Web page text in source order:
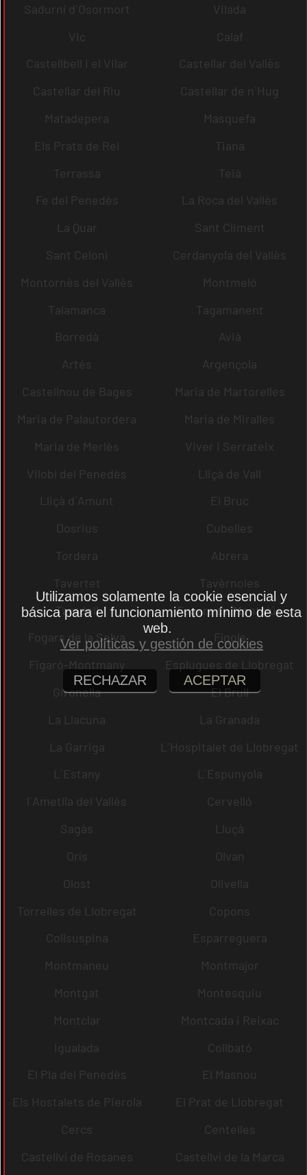
Sadurní d´Osormort
Vilada
Vic
Calaf
Castellbell i el Vilar
Castellar del Vallès
Castellar del Riu
Castellar de n´Hug
Matadepera
Masquefa
Els Prats de Rei
Tiana
Terrassa
Teià
Fe del Penedès
La Roca del Vallès
La Quar
Sant Climent
Sant Celoni
Cerdanyola del Vallès
Montornès del Vallès
Montmeló
Talamanca
Tagamanent
Borredà
Avià
Artés
Argençola
Castellnou de Bages
Maria de Martorelles
Maria de Palautordera
Maria de Miralles
Maria de Merlès
Viver i Serrateix
Vilobí del Penedès
Lliçà de Vall
Lliçà d´Amunt
El Bruc
Dosrius
Cubelles
Tordera
Abrera
Tavertet
Tavèrnoles
Taradell
Fogars de Montclús
Fogars de la Selva
Fígols
Figaró-Montmany
Esplugues de Llobregat
Gironella
El Brull
La Llacuna
La Granada
La Garriga
L´Hospitalet de Llobregat
L´Estany
L´Espunyola
l´Ametlla del Vallès
Cervelló
Sagàs
Lluçà
Orís
Olvan
Olost
Olivella
Torrelles de Llobregat
Copons
Collsuspina
Esparreguera
Montmaneu
Montmajor
Montgat
Montesquiu
Montclar
Montcada i Reixac
Igualada
Collbató
El Pla del Penedès
El Masnou
Els Hostalets de Pierola
El Prat de Llobregat
Cercs
Centelles
Castellví de Rosanes
Castellví de la Marca
Utilizamos solamente la cookie esencial y
básica para el funcionamiento mínimo de esta
web.
Ver políticas y gestión de cookies
RECHAZAR ACEPTAR